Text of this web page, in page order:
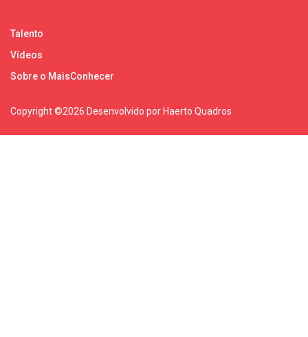
Talento
Vídeos
Sobre o MaisConhecer
Copyright ©2026 Desenvolvido por Haerto Quadros